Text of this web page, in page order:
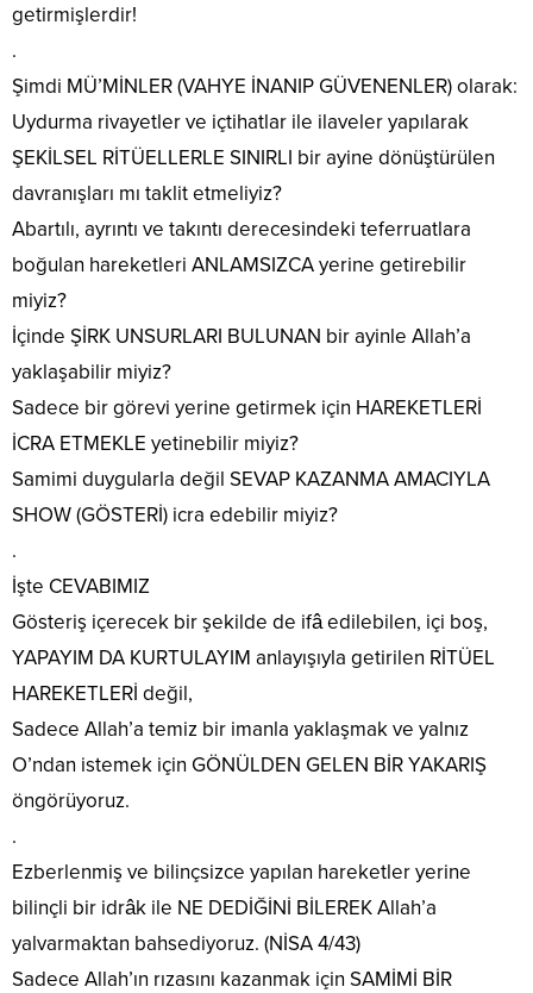
getirmişlerdir!
.
Şimdi MÜ’MİNLER (VAHYE İNANIP GÜVENENLER) olarak:
Uydurma rivayetler ve içtihatlar ile ilaveler yapılarak
ŞEKİLSEL RİTÜELLERLE SINIRLI bir ayine dönüştürülen
davranışları mı taklit etmeliyiz?
Abartılı, ayrıntı ve takıntı derecesindeki teferruatlara
boğulan hareketleri ANLAMSIZCA yerine getirebilir
miyiz?
İçinde ŞİRK UNSURLARI BULUNAN bir ayinle Allah’a
yaklaşabilir miyiz?
Sadece bir görevi yerine getirmek için HAREKETLERİ
İCRA ETMEKLE yetinebilir miyiz?
Samimi duygularla değil SEVAP KAZANMA AMACIYLA
SHOW (GÖSTERİ) icra edebilir miyiz?
.
İşte CEVABIMIZ
Gösteriş içerecek bir şekilde de ifâ edilebilen, içi boş,
YAPAYIM DA KURTULAYIM anlayışıyla getirilen RİTÜEL
HAREKETLERİ değil,
Sadece Allah’a temiz bir imanla yaklaşmak ve yalnız
O’ndan istemek için GÖNÜLDEN GELEN BİR YAKARIŞ
öngörüyoruz.
.
Ezberlenmiş ve bilinçsizce yapılan hareketler yerine
bilinçli bir idrâk ile NE DEDİĞİNİ BİLEREK Allah’a
yalvarmaktan bahsediyoruz. (NİSA 4/43)
Sadece Allah’ın rızasını kazanmak için SAMİMİ BİR